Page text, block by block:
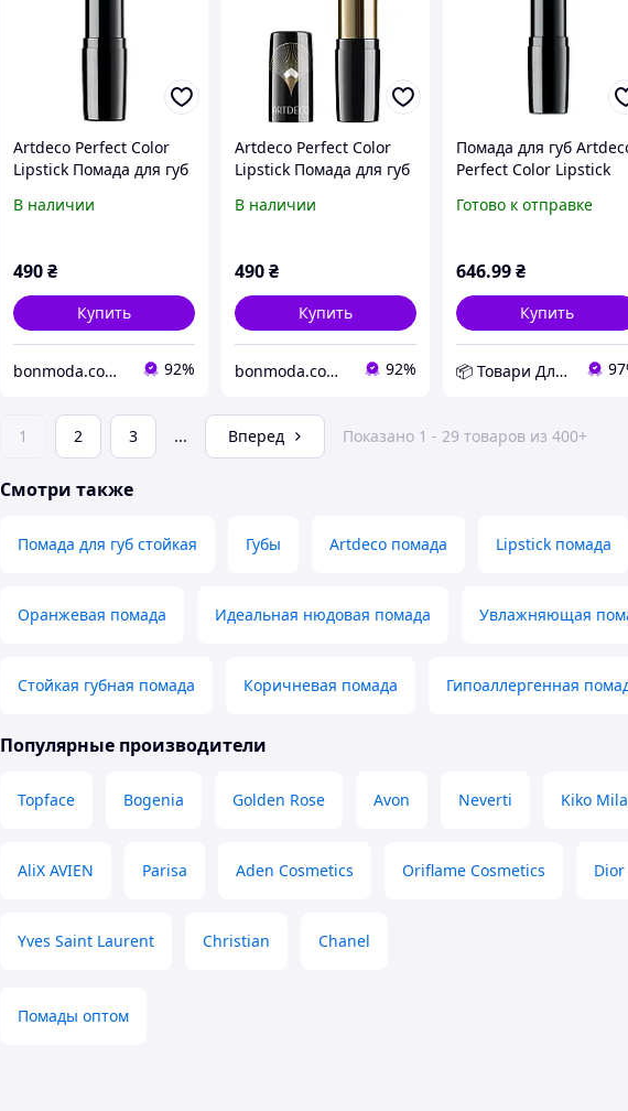
Artdeco Perfect Color
Lipstick Помада для губ
В наличии
490₴
Купить
bonmoda.com.ua 92%
Artdeco Perfect Color
Lipstick Помада для губ
В наличии
490₴
Купить
bonmoda.com.ua 92%
Помада для губ
Perfect Color Lipstick
Готово к отправке
646.99₴
Купить
📦 Товари Для Дому
1 2 3 ... Вперед Показано 1 - 29 товаров из 400+
Смотри также
Помада для губ стойкая Губы Artdeco помада Lipstick помада
Оранжевая помада Идеальная нюдовая помада Увлажняющая
Стойкая губная помада Коричневая помада Гипоаллергенная
Популярные производители
Topface Bogenia Golden Rose Avon Neverti Kiko
AliX AVIEN Parisa Aden Cosmetics Oriflame Cosmetics Dior
Yves Saint Laurent Christian Chanel
Помады оптом